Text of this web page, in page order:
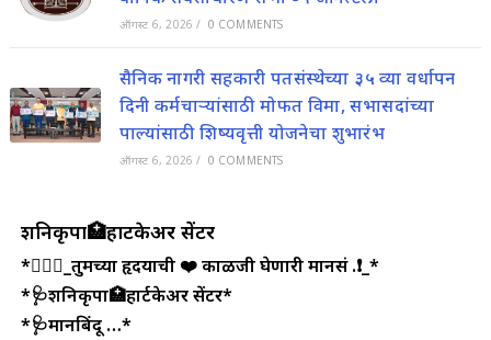
ऑगस्ट 6, 2026 / 0 COMMENTS
सैनिक नागरी सहकारी पतसंस्थेच्या ३५ व्या वर्धापन
दिनी कर्मचाऱ्यांसाठी मोफत विमा, सभासदांच्या
पाल्यांसाठी शिष्यवृत्ती योजनेचा शुभारंभ
ऑगस्ट 6, 2026 / 0 COMMENTS
शनिकृपा🏥हार्टकेअर सेंटर
*💁🏻‍♂️_तुमच्या हृदयाची ❤️ काळजी घेणारी मानसं .❗_*
*🩺शनिकृपा🏥हार्टकेअर सेंटर*
*🩺मानबिंदू …*